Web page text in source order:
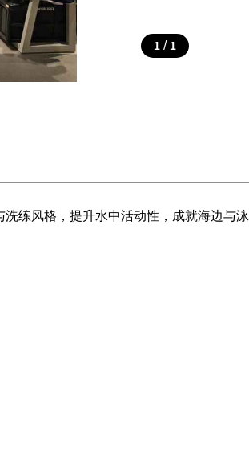
1 / 1
练风格，提升水中活动性，成就海边与泳